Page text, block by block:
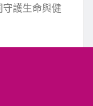
護生命與健